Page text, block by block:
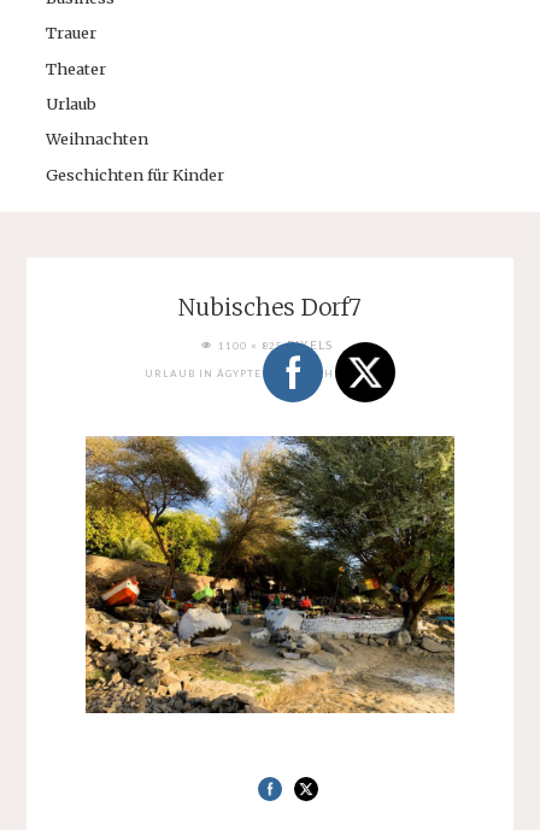
Trauer
Theater
Urlaub
Weihnachten
Geschichten für Kinder
Nubisches Dorf7
FULL1100 × 825PIXELS
URLAUB IN ÄGYPTEN: NUBISCHES DORF